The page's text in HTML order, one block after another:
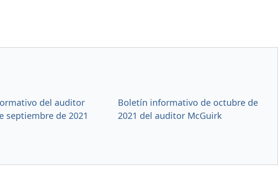
del auditor
septiembre de 2021
Boletín informativo de octubre de
2021 del auditor McGuirk